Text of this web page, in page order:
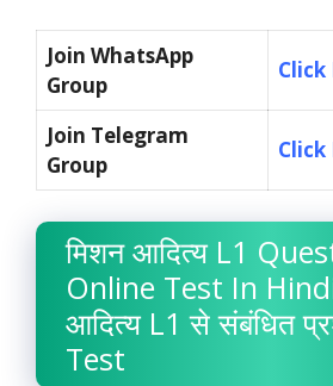
Join WhatsApp
Group
Click
Join Telegram
Group
Click
मिशन आदित्य L1
Online Test In
आदित्य L1 से संबंधित
Test